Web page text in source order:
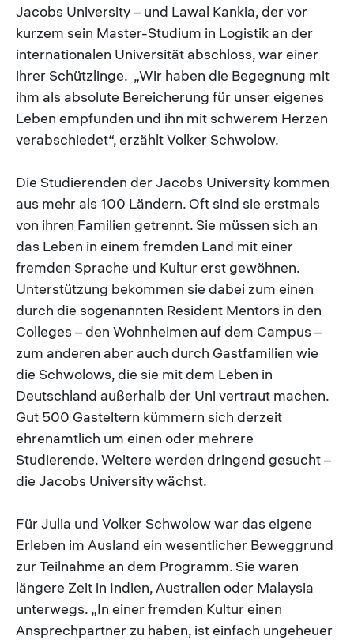
Jacobs University – und Lawal Kankia, der vor
kurzem sein Master-Studium in Logistik an der
internationalen Universität abschloss, war einer
ihrer Schützlinge. „Wir haben die Begegnung mit
ihm als absolute Bereicherung für unser eigenes
Leben empfunden und ihn mit schwerem Herzen
verabschiedet“, erzählt Volker Schwolow.
Die Studierenden der Jacobs University kommen
aus mehr als 100 Ländern. Oft sind sie erstmals
von ihren Familien getrennt. Sie müssen sich an
das Leben in einem fremden Land mit einer
fremden Sprache und Kultur erst gewöhnen.
Unterstützung bekommen sie dabei zum einen
durch die sogenannten Resident Mentors in den
Colleges – den Wohnheimen auf dem Campus –
zum anderen aber auch durch Gastfamilien wie
die Schwolows, die sie mit dem Leben in
Deutschland außerhalb der Uni vertraut machen.
Gut 500 Gasteltern kümmern sich derzeit
ehrenamtlich um einen oder mehrere
Studierende. Weitere werden dringend gesucht –
die Jacobs University wächst.
Für Julia und Volker Schwolow war das eigene
Erleben im Ausland ein wesentlicher Beweggrund
zur Teilnahme an dem Programm. Sie waren
längere Zeit in Indien, Australien oder Malaysia
unterwegs. „In einer fremden Kultur einen
Ansprechpartner zu haben, ist einfach ungeheuer